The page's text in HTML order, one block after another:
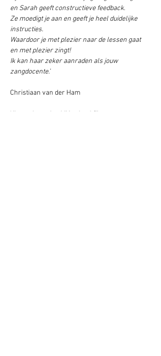
en Sarah geeft constructieve feedback.
Ze moedigt je aan en geeft je heel duidelijke
instructies.
Waardoor je met plezier naar de lessen gaat
en met plezier zingt!
Ik kan haar zeker aanraden als jouw
zangdocente.’
Christiaan van der Ham
' Ik vond zangles bij jou heel fijn.